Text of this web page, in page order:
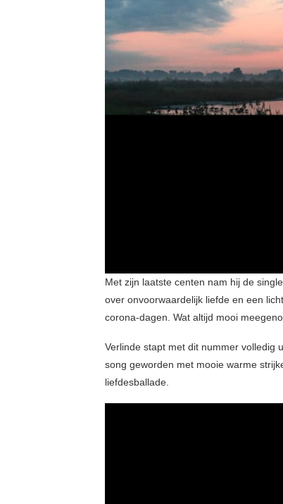
Met zijn laatste centen nam hij de single
over onvoorwaardelijk liefde en een
corona-dagen. Wat altijd mooi
Verlinde stapt met dit nummer volledig
song geworden met mooie warme
liefdesballade.